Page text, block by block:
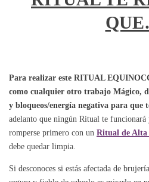
Para realizar este RITUAL
como cualquier otro trabajo Mágico,
y bloqueos/energía negativa para que
adelanto que ningún Ritual te
romperse primero con un Ritual de Alta
debe quedar limpia.
Si desconoces si estás afectada de